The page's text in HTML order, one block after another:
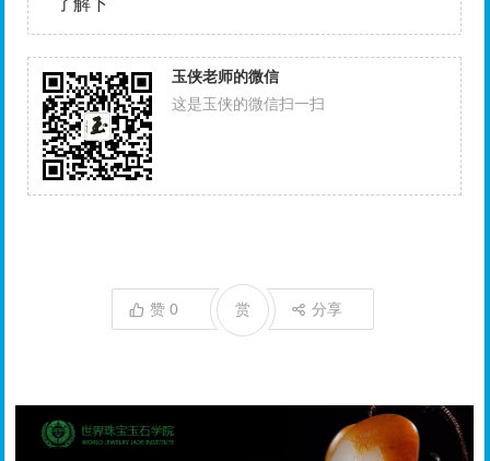
了解下
玉侠老师的微信
这是玉侠的微信扫一扫
赞0 分享
赏